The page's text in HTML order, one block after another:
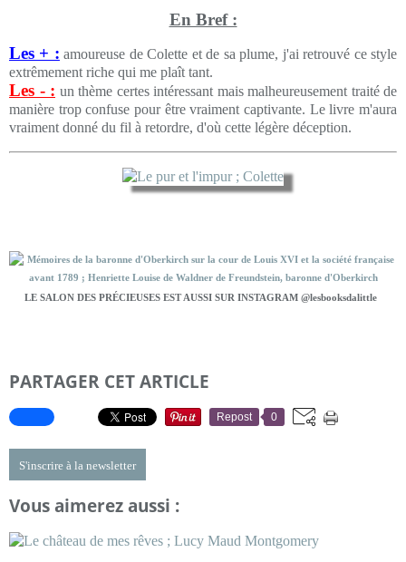
En Bref :
Les + : amoureuse de Colette et de sa plume, j'ai retrouvé ce style
extrêmement riche qui me plaît tant.
Les - : un thème certes intéressant mais malheureusement traité de
manière trop confuse pour être vraiment captivante. Le livre m'aura
vraiment donné du fil à retordre, d'où cette légère déception.
LE SALON DES PRÉCIEUSES EST AUSSI SUR INSTAGRAM @lesbooksdalittle
PARTAGER CET ARTICLE
Repost 0
S'inscrire à la newsletter
Vous aimerez aussi :